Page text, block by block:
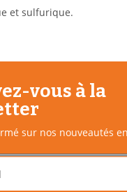
et sulfurique.
vous à la
sur nos nouveautés